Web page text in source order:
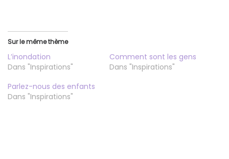
Sur le même thème
L’inondation
Dans "Inspirations"
Comment sont les gens
Dans "Inspirations"
Parlez-nous des enfants
Dans "Inspirations"